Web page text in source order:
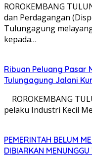
ROROKEMBANG
dan Perdagangan
Tulungagung
kepada…
Ribuan Peluang Pasar
Tulungagung Jalani
ROROKEMBANG
pelaku Industri Kecil
PEMERINTAH BELUM
DIBIARKAN MENUNGGU